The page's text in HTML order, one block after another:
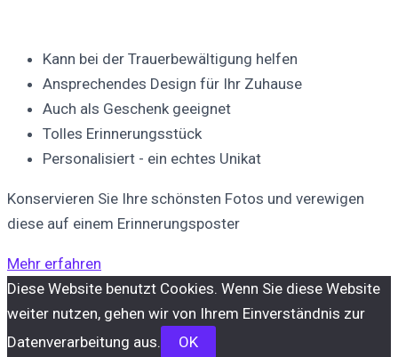
Kann bei der Trauerbewältigung helfen
Ansprechendes Design für Ihr Zuhause
Auch als Geschenk geeignet
Tolles Erinnerungsstück
Personalisiert - ein echtes Unikat
Konservieren Sie Ihre schönsten Fotos und verewigen
diese auf einem Erinnerungsposter
Mehr erfahren
Diese Website benutzt Cookies. Wenn Sie diese Website
weiter nutzen, gehen wir von Ihrem Einverständnis zur
Datenverarbeitung aus.
OK